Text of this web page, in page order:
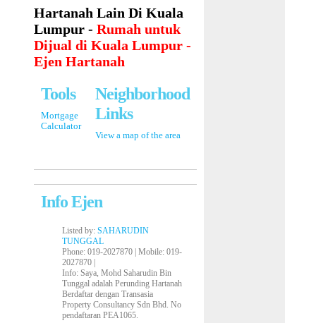
Hartanah Lain Di Kuala
Lumpur -Rumah untuk
Dijual di Kuala Lumpur -
Ejen Hartanah
Tools
Mortgage
Calculator
Neighborhood
Links
View a map of the area
Info Ejen
Listed by:SAHARUDIN
TUNGGAL
Phone: 019-2027870 |Mobile: 019-
2027870 |
Info: Saya, Mohd Saharudin Bin
Tunggal adalah Perunding Hartanah
Berdaftar dengan Transasia
Property Consultancy Sdn Bhd. No
pendaftaran PEA1065.